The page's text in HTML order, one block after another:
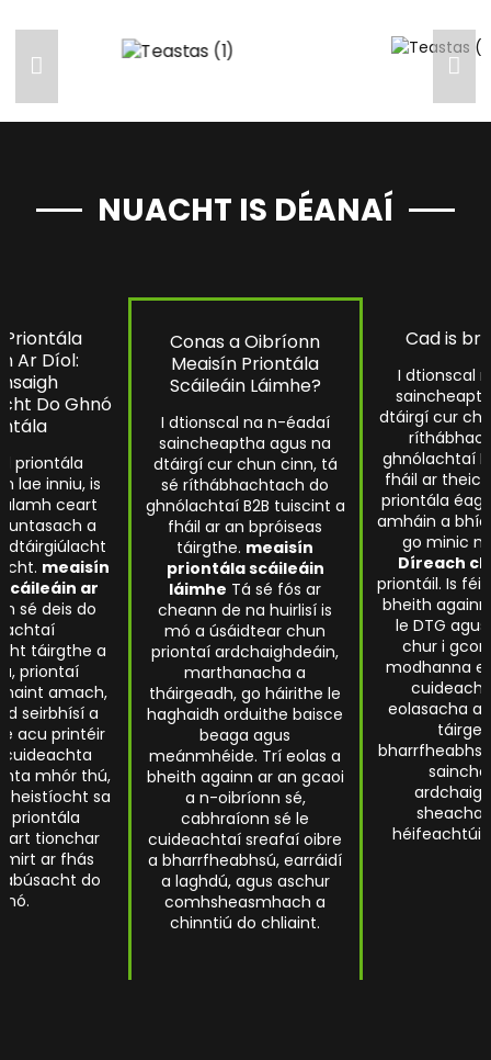
NUACHT IS DÉANAÍ
Priontála
Ar Díol:
Do Ghnó
priontála
lae inniu, is
ceart
a
dtáirgiúlacht
meaisín
ar
sé deis do
táirgthe a
priontaí
amach,
seirbhísí a
acu printéir
mhór thú,
sa
priontála
tionchar
ar fhás
do
Conas a Oibríonn
Meaisín Priontála
Scáileáin Láimhe?
I dtionscal na n-éadaí
saincheaptha agus na
dtáirgí cur chun cinn, tá
sé ríthábhachtach do
ghnólachtaí B2B tuiscint a
fháil ar an bpróiseas
táirgthe. meaisín
priontála scáileáin
láimhe Tá sé fós ar
cheann de na huirlisí is
mó a úsáidtear chun
priontaí ardchaighdeáin,
marthanacha a
tháirgeadh, go háirithe le
haghaidh orduithe baisce
beaga agus
meánmhéide. Trí eolas a
bheith againn ar an gcaoi
a n-oibríonn sé,
cabhraíonn sé le
cuideachtaí sreafaí oibre
a bharrfheabhsú, earráidí
a laghdú, agus aschur
comhsheasmhach a
chinntiú do chliaint.
Cad is brí
I dtionscal
dtáirgí cur
ghnólachtaí
fháil ar
priontála
amháin a
go minic
Díreach
priontáil. Is
bheith
le DTG
chur i
modhanna
eolasacha a
héifeachtúil